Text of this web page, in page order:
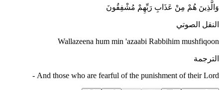
وَالَّذِينَ هُمْ مِنْ عَذَابِ رَبِّهِمْ مُشْفِقُونَ
النقل الصوتي
Wallazeena hum min 'azaabi Rabbihim mushfiqoon
الترجمة
And those who are fearful of the punishment of their Lord -